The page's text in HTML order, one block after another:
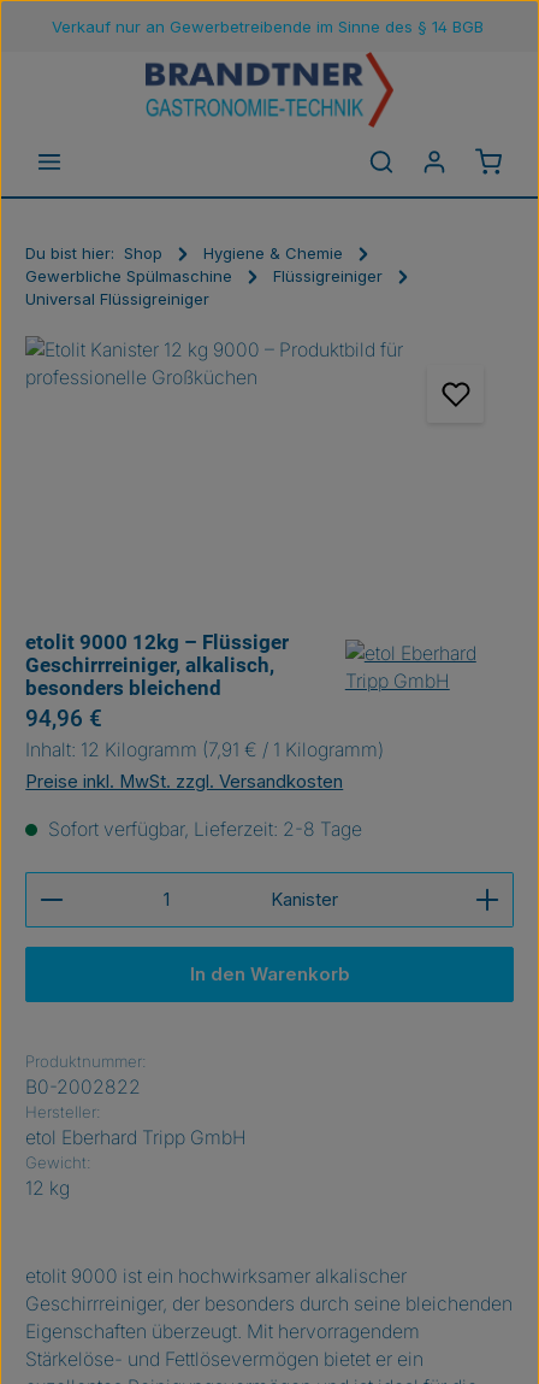
Zum Hauptinhalt springen
Verkauf nur an Gewerbetreibende im Sinne des § 14 BGB
Du bist hier: Shop
Hygiene & Chemie
Gewerbliche Spülmaschine
Flüssigreiniger
Universal Flüssigreiniger
Bildergalerie überspringen
etolit 9000 12kg – Flüssiger
Geschirrreiniger, alkalisch,
besonders bleichend
Regulärer Preis:
94,96 €
Inhalt: 12 Kilogramm (7,91 € / 1 Kilogramm)
Preise inkl. MwSt. zzgl. Versandkosten
Sofort verfügbar, Lieferzeit: 2-8 Tage
Produkt Anzahl: Gib den gewünschten Wert ein
Kanister
In den Warenkorb
Produktnummer:
B0-2002822
Hersteller:
etol Eberhard Tripp GmbH
Gewicht:
12 kg
etolit 9000 ist ein hochwirksamer alkalischer
Geschirrreiniger, der besonders durch seine bleichenden
Eigenschaften überzeugt. Mit hervorragendem
Stärkelöse- und Fettlösevermögen bietet er ein